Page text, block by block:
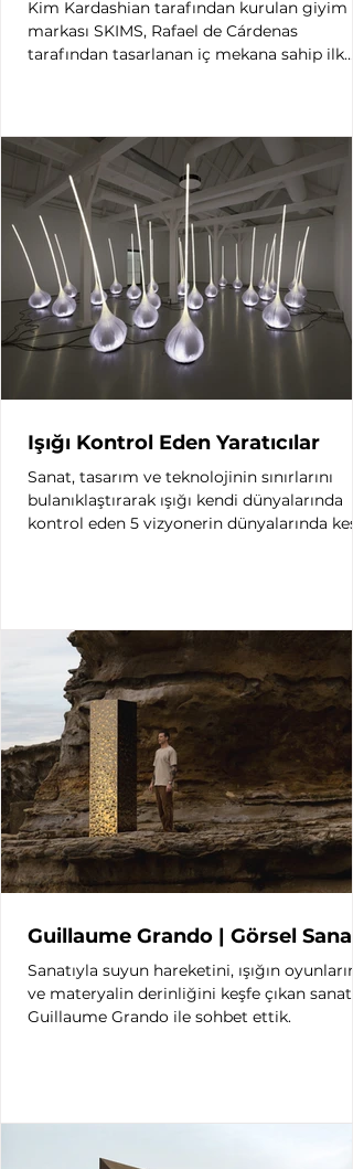
Kim Kardashian tarafından kurulan giyim
markası SKIMS, Rafael de Cárdenas
tarafından tasarlanan iç mekana sahip ilk
Işığı Kontrol Eden Yaratıcılar
Sanat, tasarım ve teknolojinin sınırlarını
bulanıklaştırarak ışığı kendi dünyalarında
kontrol eden 5 vizyonerin dünyalarında
Guillaume Grando | Görsel
Sanatıyla suyun hareketini, ışığın oyunlarını
ve materyalin derinliğini keşfe çıkan
Guillaume Grando ile sohbet ettik.